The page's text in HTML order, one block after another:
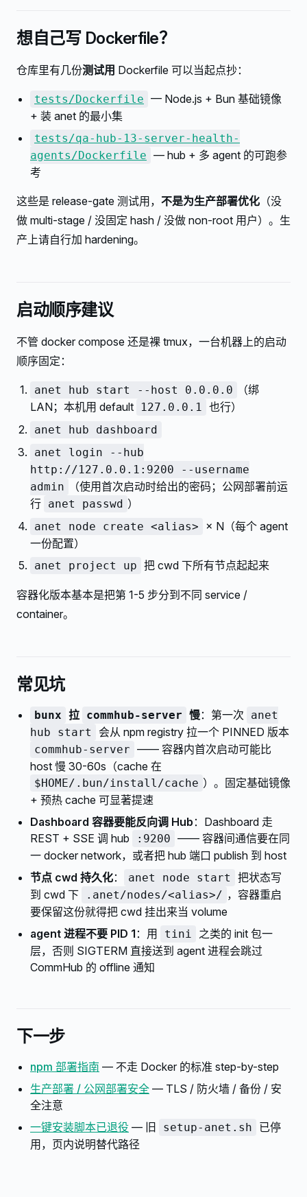
想自己写 Dockerfile？
仓库里有几份测试用 Dockerfile 可以当起点抄：
tests/Dockerfile — Node.js + Bun 基础镜像
+ 装 anet 的最小集
tests/qa-hub-13-server-health-
agents/Dockerfile — hub + 多 agent 的可跑参
考
这些是 release-gate 测试用， 不是为生产部署优化 （没
做 multi-stage / 没固定 hash / 没做 non-root 用户）。生
产上请自行加 hardening。
启动顺序建议
不管 docker compose 还是裸 tmux，一台机器上的启动
顺序固定：
anet hub start --host 0.0.0.0
（绑
LAN；本机用 default
127.0.0.1 也行）
anet hub dashboard
anet login --hub
http://127.0.0.1:9200 --username
admin
（使用首次启动时给出的密码；公网部署前运
行 anet passwd ）
anet node create <alias>
× N（每个 agent
一份配置）
anet project up 把 cwd 下所有节点起起来
容器化版本基本是把第 1-5 步分到不同 service /
container。
常见坑
bunx 拉 commhub-server 慢：第一次
anet
hub start
会从 npm registry 拉一个 PINNED 版本
commhub-server —— 容器内首次启动可能比
host 慢 30-60s（cache 在
$HOME/.bun/install/cache ）。固定基础镜像
+ 预热 cache 可显著提速
Dashboard 容器要能反向调 Hub ：Dashboard 走
REST + SSE 调 hub
:9200 —— 容器间通信要在同
一 docker network，或者把 hub 端口 publish 到 host
节点 cwd 持久化： anet node start
把状态写
到 cwd 下
.anet/nodes/<alias>/ ，容器重启
要保留这份就得把 cwd 挂出来当 volume
agent 进程不要 PID 1 ：用 tini
之类的 init 包一
层，否则 SIGTERM 直接送到 agent 进程会跳过
CommHub 的 offline 通知
下一步
npm 部署指南 — 不走 Docker 的标准 step-by-step
生产部署 / 公网部署安全 — TLS / 防火墙 / 备份 / 安
全注意
一键安装脚本已退役 — 旧 setup-anet.sh
已停
用，页内说明替代路径